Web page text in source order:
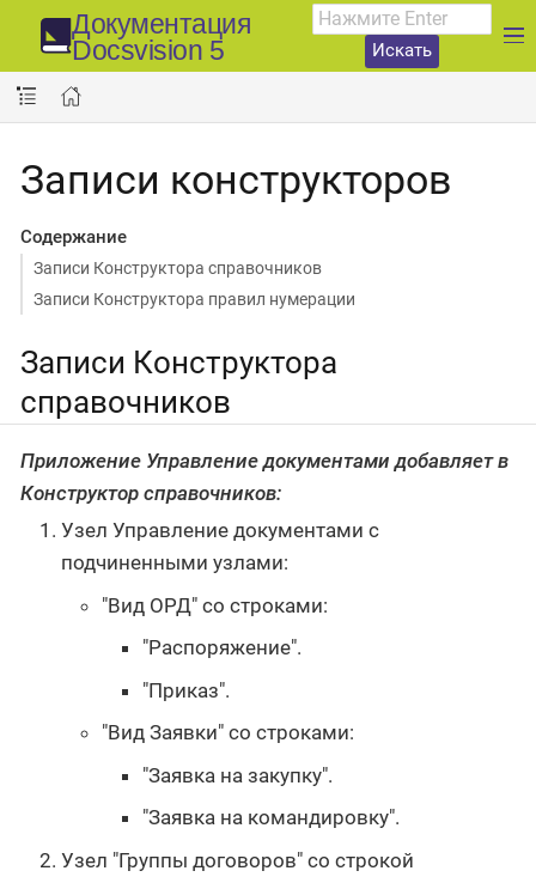
Документация
Docsvision 5
Искать
Записи конструкторов
Содержание
Записи Конструктора справочников
Записи Конструктора правил нумерации
Записи Конструктора
справочников
Приложение Управление документами добавляет в
Конструктор справочников:
Узел Управление документами с
подчиненными узлами:
"Вид ОРД" со строками:
"Распоряжение".
"Приказ".
"Вид Заявки" со строками:
"Заявка на закупку".
"Заявка на командировку".
Узел "Группы договоров" со строкой